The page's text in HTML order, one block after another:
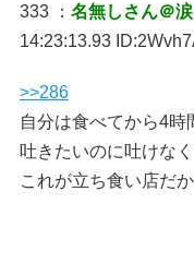
333 ： 名無しさん＠涙
14:23:13.93
>>286
自分は食べてから4時
吐きたいのに吐けな
これが立ち食い店だか